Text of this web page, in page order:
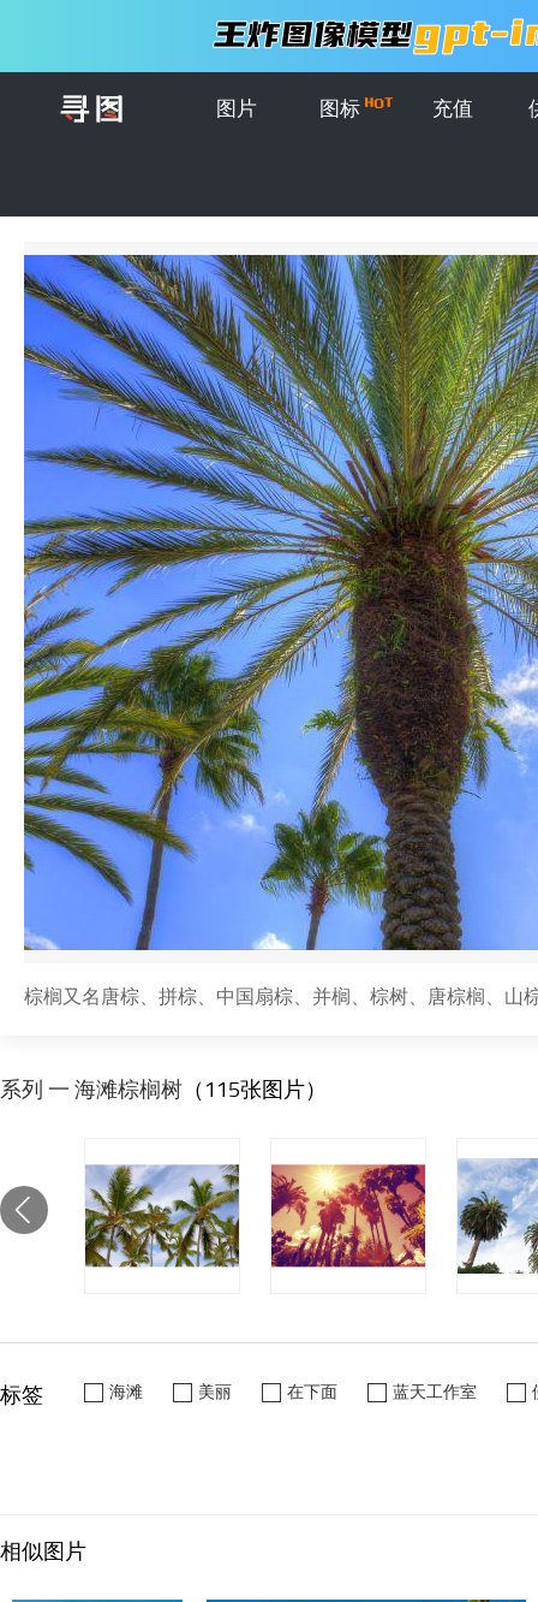
图片 图标 充值
棕榈又名唐棕、拼棕、中国扇棕、并榈、棕树、唐棕榈、山
系列 一 海滩棕榈树 （115张图片）
标签 海滩 美丽 在下面 蓝天工作室
相似图片